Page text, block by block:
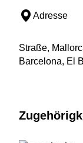
Adresse
Straße,
Barcelona, El